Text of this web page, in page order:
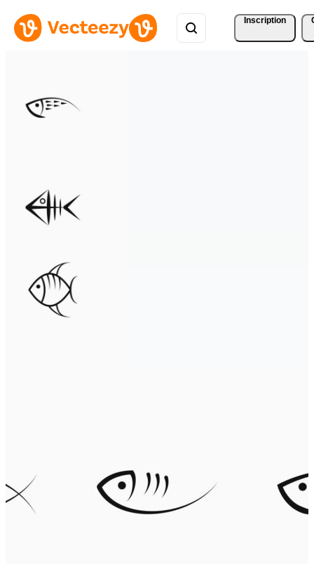
Inscription